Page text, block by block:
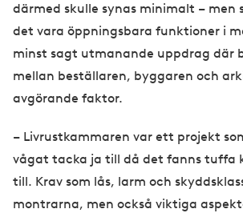
därmed skulle synas minimalt – men
det vara öppningsbara funktioner i
minst sagt utmanande uppdrag där
mellan beställaren, byggaren och
avgörande faktor.
– Livrustkammaren var ett projekt
vågat tacka ja till då det fanns tuffa
till. Krav som lås, larm och
montrarna, men också viktiga